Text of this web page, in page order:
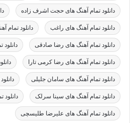
دانلود تمام آهنگ های حجت اشرف زاده
دانلود تمام آهنگ های راغب دانلود تمام
دانلود تمام آهنگ های رضا صادقی
دانلود تمام آهنگ های رضا کرمی تارا
دانلود تمام آهنگ های سامان جلیلی
دانلود تمام آهنگ های سینا سرلک دانلود
دانلود تمام آهنگ های علیرضا طلیسچی